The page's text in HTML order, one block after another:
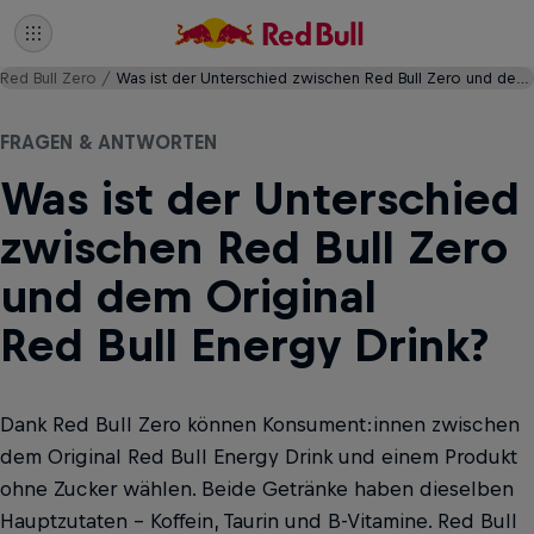
Red Bull Zero Was ist der Unterschied zwischen Red Bull Zero und dem Original Red Bull Energy Drink?
FRAGEN & ANTWORTEN
Was ist der Unterschied
zwischen Red Bull Zero
und dem Original
Red Bull Energy Drink?
Dank Red Bull Zero können Konsument:innen zwischen
dem Original Red Bull Energy Drink und einem Produkt
ohne Zucker wählen. Beide Getränke haben dieselben
Hauptzutaten - Koffein, Taurin und B-Vitamine. Red Bull